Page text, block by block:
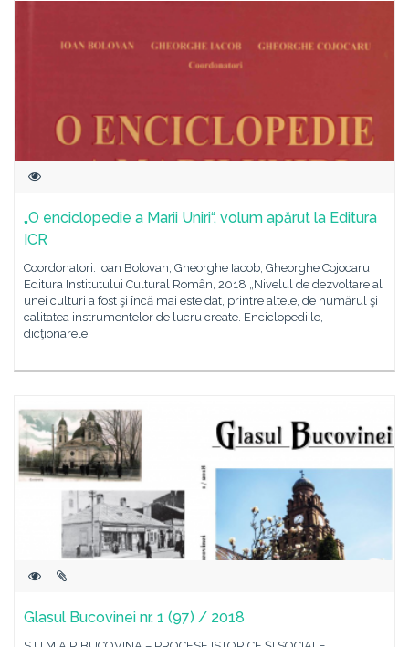
„O enciclopedie a Marii Uniri“, volum apărut la Editura
ICR
Coordonatori: Ioan Bolovan, Gheorghe Iacob, Gheorghe Cojocaru
Editura Institutului Cultural Român, 2018 „Nivelul de dezvoltare al
unei culturi a fost şi încă mai este dat, printre altele, de numărul şi
calitatea instrumentelor de lucru create. Enciclopediile,
dicţionarele
Glasul Bucovinei nr. 1 (97) / 2018